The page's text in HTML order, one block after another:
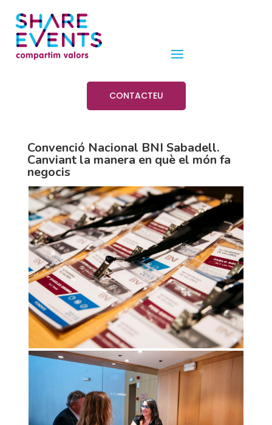
CONTACTEU
Convenció Nacional BNI Sabadell.
Canviant la manera en què el món fa
negocis